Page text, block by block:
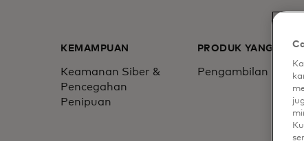
KEMAMPUAN
Keamanan Siber &
Pencegahan
Penipuan
PRODUK YANG
Pengambilan